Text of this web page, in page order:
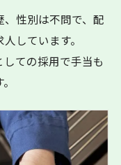
性別は不問で、配
しています。
ての採用で手当も